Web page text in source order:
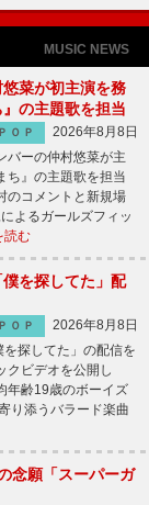
MUSIC NEWS
菜が初主演を務
の主題歌を担当
ＯＰ
2026年8月8日
ーの仲村悠菜が主
ち』の主題歌を担当
のコメントと新規場
よるガールズフィッ
読む
を探してた」配
ＯＰ
2026年8月8日
探してた」の配信を
クビデオを公開し
齢19歳のボーイズ
り添うバラード楽曲
念願「スーパーガ